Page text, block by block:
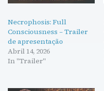
Necrophosis: Full
Consciousness – Trailer
de apresentação
Abril 14, 2026
In "Trailer"